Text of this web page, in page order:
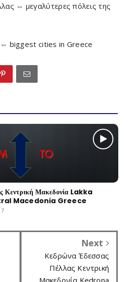
⇔ μεγαλύτερες πόλεις της
⇔ biggest cities in Greece
Κεντρική Μακεδονία Lakka
Macedonia Greece
Next
Κεδρώνα Έδεσσας
Πέλλας Κεντρική
Μακεδονία Kedrona